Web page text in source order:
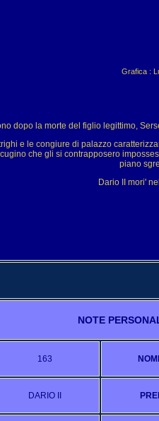
Grafica :
dopo la morte del figlio legittimo,
e le congiure di palazzo
che gli si contrapposero
piano
Dario II mori'
NOTE
163
DARIO II